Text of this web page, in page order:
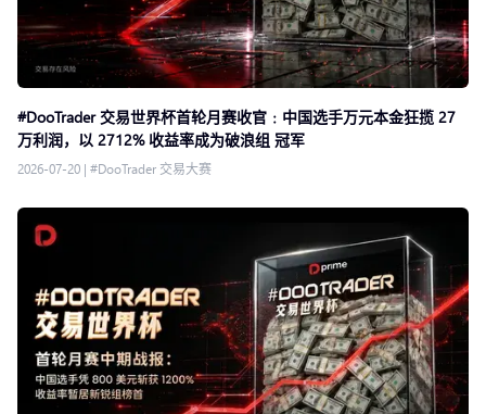
#DooTrader 交易世界杯首轮月赛收官﹕中国选手万元本金狂揽 27
万利润，以 2712% 收益率成为破浪组 冠军
2026-07-20 | #DooTrader 交易大赛